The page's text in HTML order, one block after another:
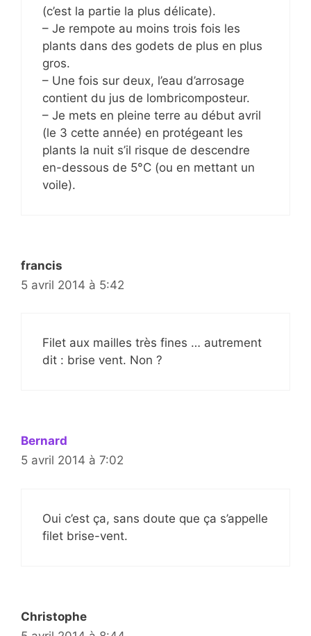
(c’est la partie la plus délicate).
– Je rempote au moins trois fois les
plants dans des godets de plus en plus
gros.
– Une fois sur deux, l’eau d’arrosage
contient du jus de lombricomposteur.
– Je mets en pleine terre au début avril
(le 3 cette année) en protégeant les
plants la nuit s’il risque de descendre
en-dessous de 5°C (ou en mettant un
voile).
francis
5 avril 2014 à 5:42
Filet aux mailles très fines … autrement
dit : brise vent. Non ?
Bernard
5 avril 2014 à 7:02
Oui c’est ça, sans doute que ça s’appelle
filet brise-vent.
Christophe